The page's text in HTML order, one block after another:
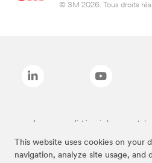
This website uses cookies on your
navigation, analyze site usage, and
© 3M 2026. Tous droits
Les marques listées ci-dessus sont